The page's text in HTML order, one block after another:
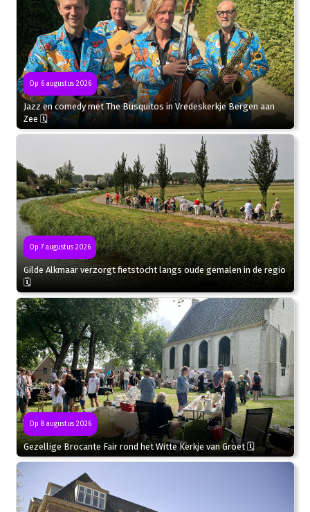
Op 6 augustus 2026
Jazz en comedy met The Busquitos in Vredeskerkje Bergen aan
Zee 🗓
Op 7 augustus 2026
Gilde Alkmaar verzorgt fietstocht langs oude gemalen in de regio
🗓
Op 8 augustus 2026
Gezellige Brocante Fair rond het Witte Kerkje van Groet 🗓